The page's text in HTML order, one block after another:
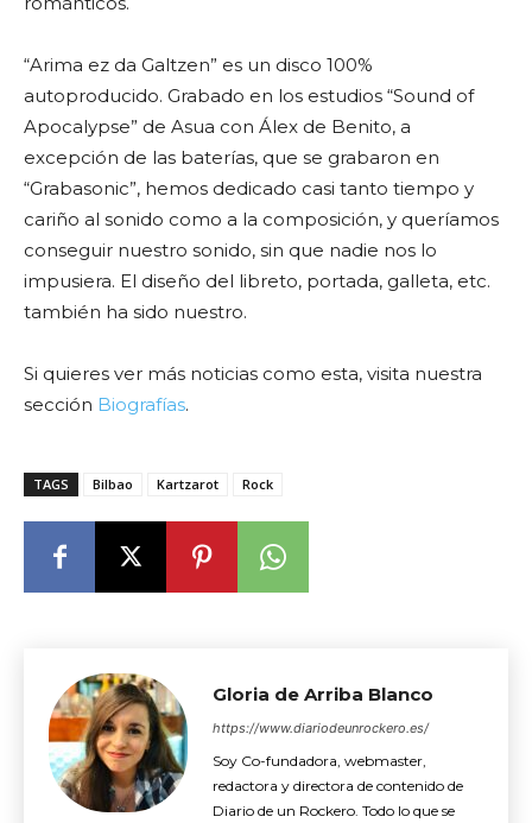
“Arima ez da Galtzen” es un disco 100%
autoproducido. Grabado en los estudios “Sound of
Apocalypse” de Asua con Álex de Benito, a
excepción de las baterías, que se grabaron en
“Grabasonic”, hemos dedicado casi tanto tiempo y
cariño al sonido como a la composición, y queríamos
conseguir nuestro sonido, sin que nadie nos lo
impusiera. El diseño del libreto, portada, galleta, etc.
también ha sido nuestro.
Si quieres ver más noticias como esta, visita nuestra
sección Biografías.
TAGS Bilbao Kartzarot Rock
Gloria de Arriba Blanco
https://www.diariodeunrockero.es/
Soy Co-fundadora, webmaster,
redactora y directora de contenido de
Diario de un Rockero. Todo lo que se